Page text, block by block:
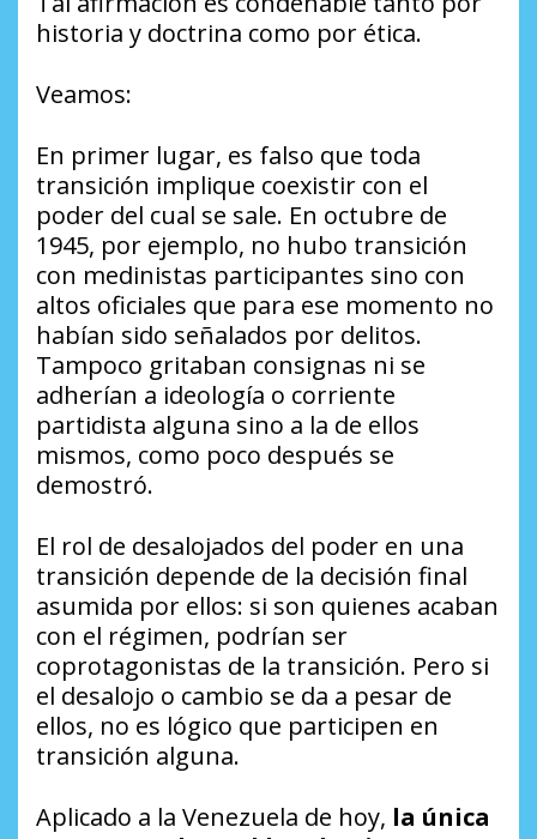
historia y doctrina como por ética.
Veamos:
En primer lugar, es falso que toda
transición implique coexistir con el
poder del cual se sale. En octubre de
1945, por ejemplo, no hubo transición
con medinistas participantes sino con
altos oficiales que para ese momento no
habían sido señalados por delitos.
Tampoco gritaban consignas ni se
adherían a ideología o corriente
partidista alguna sino a la de ellos
mismos, como poco después se
demostró.
El rol de desalojados del poder en una
transición depende de la decisión final
asumida por ellos: si son quienes acaban
con el régimen, podrían ser
coprotagonistas de la transición. Pero si
el desalojo o cambio se da a pesar de
ellos, no es lógico que participen en
transición alguna.
Aplicado a la Venezuela de hoy, la única